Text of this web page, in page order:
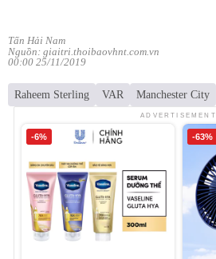
Tấn Hải Nam
Nguồn: giaitri.thoibaovhnt.com.vn
00:00 25/11/2019
Raheem Sterling VAR Manchester City
ADVERTISEMENT
-6% -63%